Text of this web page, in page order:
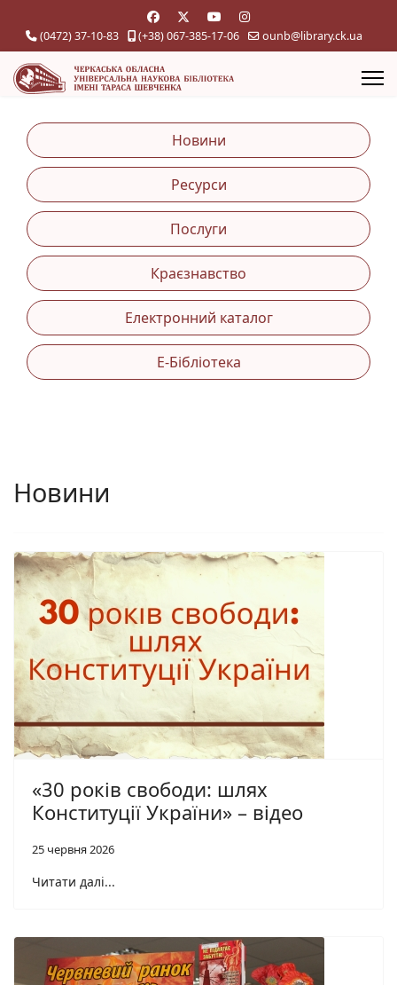
(0472) 37-10-83 (+38) 067-385-17-06 ounb@library.ck.ua
Новини
Ресурси
Послуги
Краєзнавство
Електронний каталог
Е-Бібліотека
Новини
«30 років свободи: шлях
Конституції України» – відео
25 червня 2026
Читати далі...